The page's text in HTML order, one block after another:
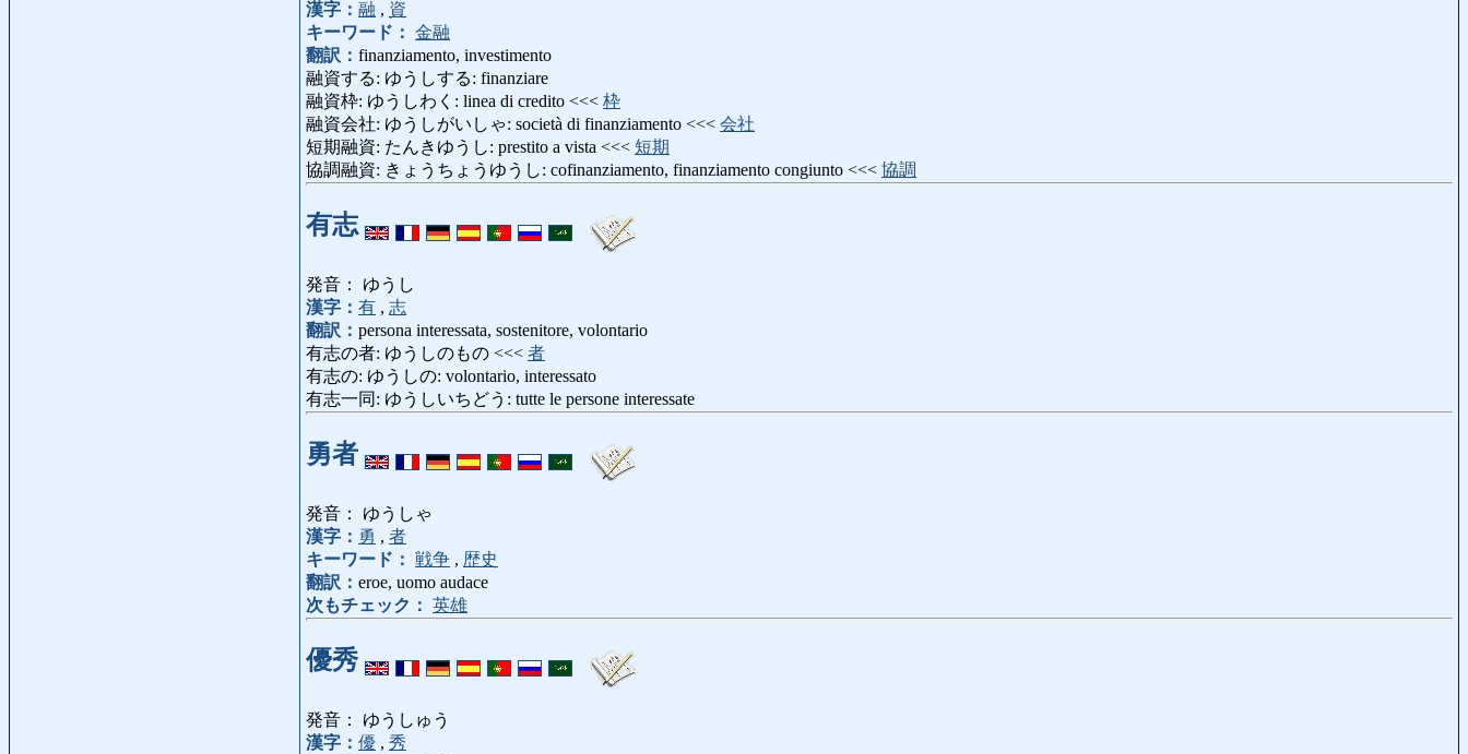
漢字： 融 , 資
キーワード： 金融
翻訳： finanziamento, investimento
融資する: ゆうしする: finanziare
融資枠: ゆうしわく: linea di credito <<< 枠
融資会社: ゆうしがいしゃ: società di finanziamento <<< 会社
短期融資: たんきゆうし: prestito a vista <<< 短期
協調融資: きょうちょうゆうし: cofinanziamento, finanziamento congiunto <<< 協調
有志
発音： ゆうし
漢字： 有 , 志
翻訳： persona interessata, sostenitore, volontario
有志の者: ゆうしのもの <<< 者
有志の: ゆうしの: volontariо, interessato
有志一同: ゆうしいちどう: tutte le persone interessate
勇者
発音： ゆうしゃ
漢字： 勇 , 者
キーワード： 戦争 , 歴史
翻訳： eroe, uomo audace
次もチェック： 英雄
優秀
発音： ゆうしゅう
漢字： 優 , 秀